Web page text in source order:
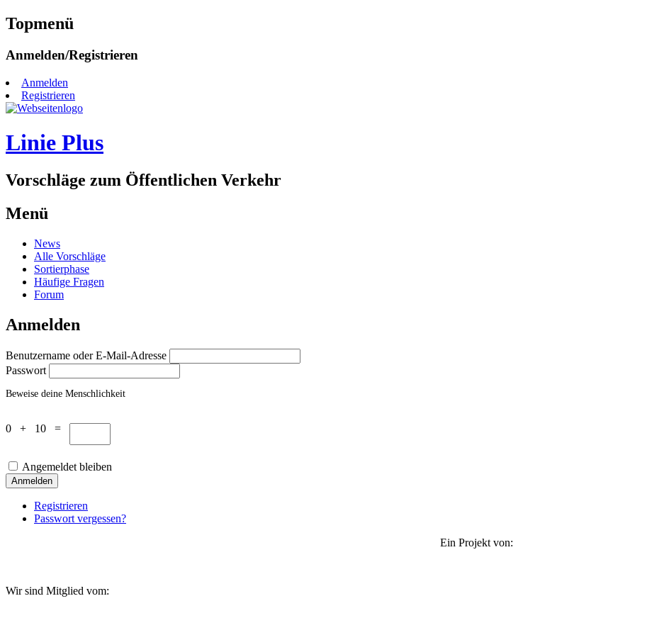
Topmenü
Zum
springen
Anmelden/Registrieren
Anmelden
Registrieren
Linie Plus
Vorschläge zum Öffentlichen Verkehr
Menü
Zum
Inhalt
springen
News
Alle Vorschläge
Sortierphase
Häufige Fragen
Forum
Anmelden
Benutzername oder E-Mail-Adresse
Passwort
Beweise deine Menschlichkeit
0 + 10 =
Angemeldet bleiben
Anmelden
Registrieren
Passwort vergessen?
Ein Projekt von:
Wir sind Mitglied vom: